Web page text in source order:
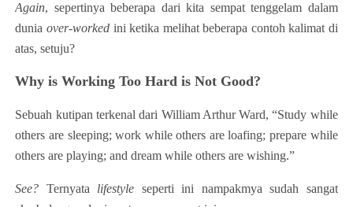
Again, sepertinya beberapa dari kita sempat tenggelam dalam
dunia over-worked ini ketika melihat beberapa contoh kalimat di
atas, setuju?
Why is Working Too Hard is Not Good?
Sebuah kutipan terkenal dari William Arthur Ward, “Study while
others are sleeping; work while others are loafing; prepare while
others are playing; and dream while others are wishing.”
See? Ternyata lifestyle seperti ini nampakmya sudah sangat